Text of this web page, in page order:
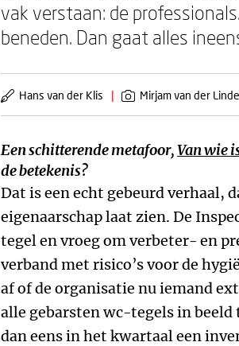
vak verstaan: de
beneden. Dan gaat alles
Hans van der Klis | Mirjam van der
Een schitterende metafoor,Van wie
de betekenis?
Dat is een echt gebeurd verhaal,
eigenaarschap laat zien. De
tegel en vroeg om verbeter- en
verband met risico’s voor de
af of de organisatie nu iemand
alle gebarsten wc-tegels in beeld
dan eens in het kwartaal een